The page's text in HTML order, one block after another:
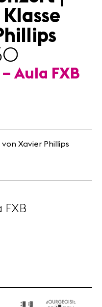
Aula FXB
Xavier Phillips
FXB